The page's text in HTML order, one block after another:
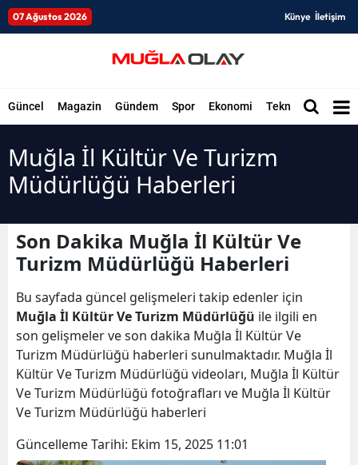
07 Ağustos 2026 Künye İletişim
Güncel Magazin Gündem Spor Ekonomi Teknoloji Dünya
Muğla İl Kültür Ve Turizm
Müdürlüğü Haberleri
Son Dakika Muğla İl Kültür Ve
Turizm Müdürlüğü Haberleri
Bu sayfada güncel gelişmeleri takip edenler için
Muğla İl Kültür Ve Turizm Müdürlüğü ile ilgili en
son gelişmeler ve son dakika Muğla İl Kültür Ve
Turizm Müdürlüğü haberleri sunulmaktadır. Muğla İl
Kültür Ve Turizm Müdürlüğü videoları, Muğla İl Kültür
Ve Turizm Müdürlüğü fotoğrafları ve Muğla İl Kültür
Ve Turizm Müdürlüğü haberleri
Güncelleme Tarihi: Ekim 15, 2025 11:01